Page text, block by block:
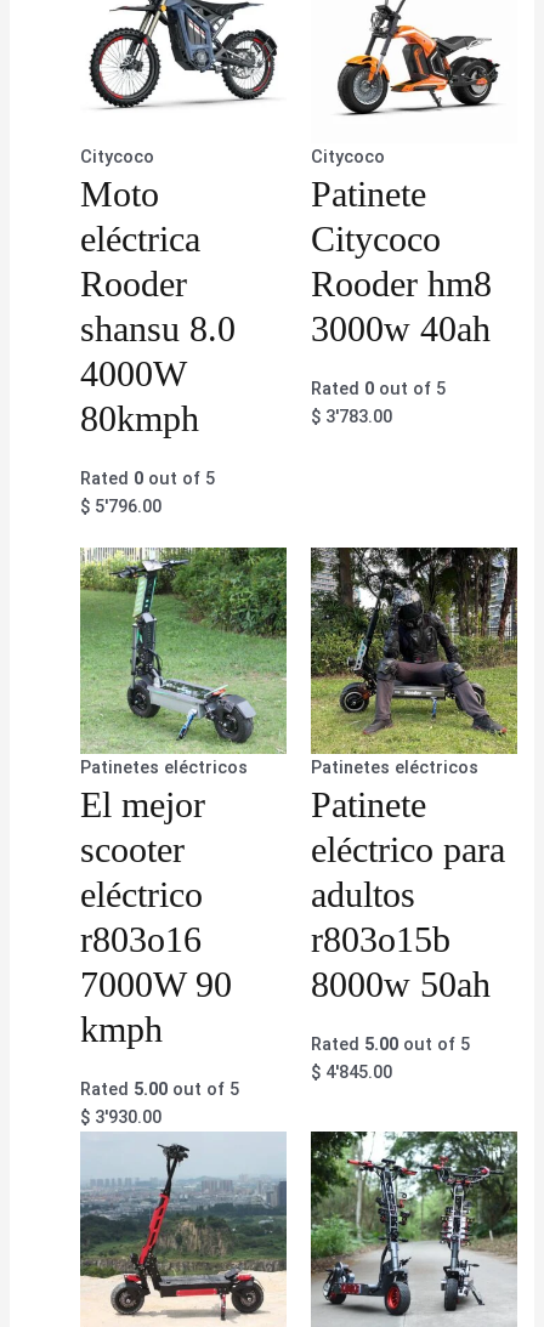
Citycoco
Moto
eléctrica
Rooder
shansu 8.0
4000W
80kmph
Rated 0 out of 5
$ 5'796.00
Citycoco
Patinete
Citycoco
Rooder hm8
3000w 40ah
Rated 0out of 5
$3'783.00
Patinetes eléctricos
El mejor
scooter
eléctrico
r803o16
7000W 90
kmph
Rated 5.00 out of 5
$ 3'930.00
Patinetes eléctricos
Patinete
eléctrico para
adultos
r803o15b
8000w 50ah
Rated 5.00out of 5
$4'845.00